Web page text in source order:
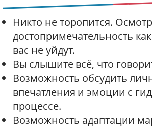
Никто не торопится.
достопримечательность
вас не уйдут.
Вы слышите всё, что
Возможность обсудить
впечатления и эмоции с
процессе.
Возможность адаптации